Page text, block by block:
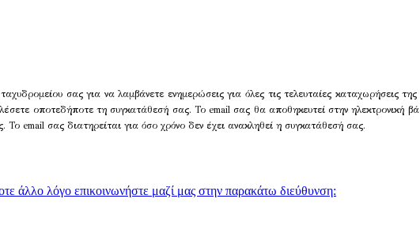
σας για να λαμβάνετε ενημερώσεις για όλες τις τελευταίες καταχωρήσεις
οποτεδήποτε τη συγκατάθεσή σας. Το email σας θα αποθηκευτεί στην ηλεκτρονική
email σας διατηρείται για όσο χρόνο δεν έχει ανακληθεί η συγκατάθεσή σας.
άλλο λόγο επικοινωνήστε μαζί μας στην παρακάτω διεύθυνση: